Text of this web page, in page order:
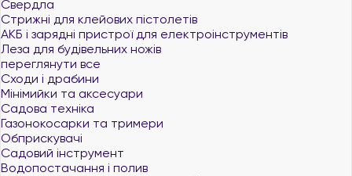
Свердла
Стрижні для клейових пістолетів
АКБ і зарядні пристрої для електроінструментів
Леза для будівельних ножів
переглянути все
Сходи і драбини
Мінімийки та аксесуари
Садова техніка
Газонокосарки та тримери
Обприскувачі
Садовий інструмент
Водопостачання і полив